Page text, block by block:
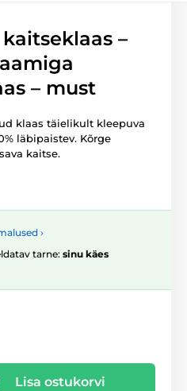
kaitseklaas –
– must
klaas täielikult kleepuva
läbipaistev. Kõrge
kaitse.
›
tarne: sinu käes
Lisa ostukorvi